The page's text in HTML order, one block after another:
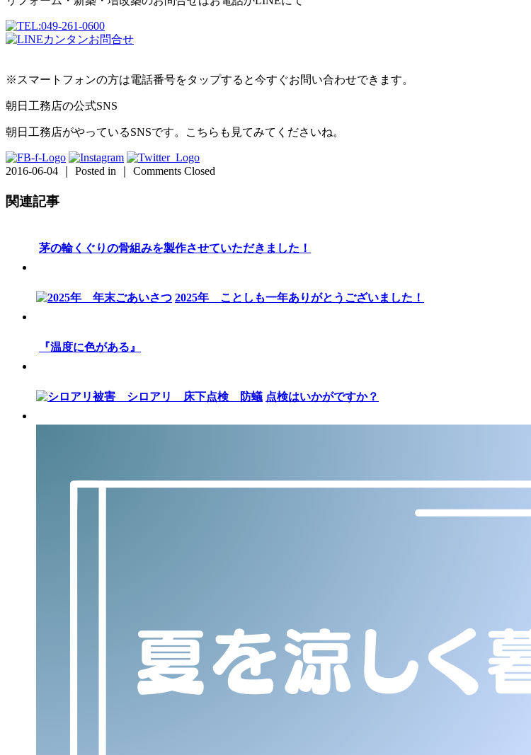
※スマートフォンの方は電話番号をタップすると今すぐお問い合わせできます。
朝日工務店の公式SNS
朝日工務店がやっているSNSです。こちらも見てみてくださいね。
2016-06-04 ｜ Posted in ｜ Comments Closed
関連記事
茅の輪くぐりの骨組みを製作させていただきました！
2025年 ことしも一年ありがとうございました！
『温度に色がある』
点検はいかがですか？